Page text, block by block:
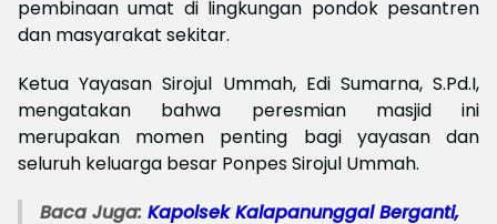
pembinaan umat di lingkungan pondok pesantren
dan masyarakat sekitar.
Ketua Yayasan Sirojul Ummah, Edi Sumarna, S.Pd.I,
mengatakan bahwa peresmian masjid ini
merupakan momen penting bagi yayasan dan
seluruh keluarga besar Ponpes Sirojul Ummah.
Baca Juga: Kapolsek Kalapanunggal Berganti,